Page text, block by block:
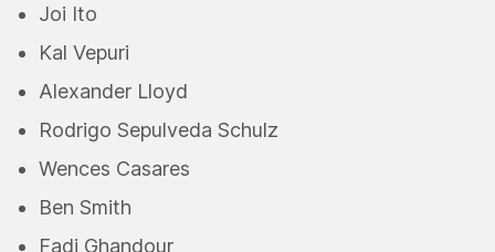
Joi Ito
Kal Vepuri
Alexander Lloyd
Rodrigo Sepulveda Schulz
Wences Casares
Ben Smith
Fadi Ghandour